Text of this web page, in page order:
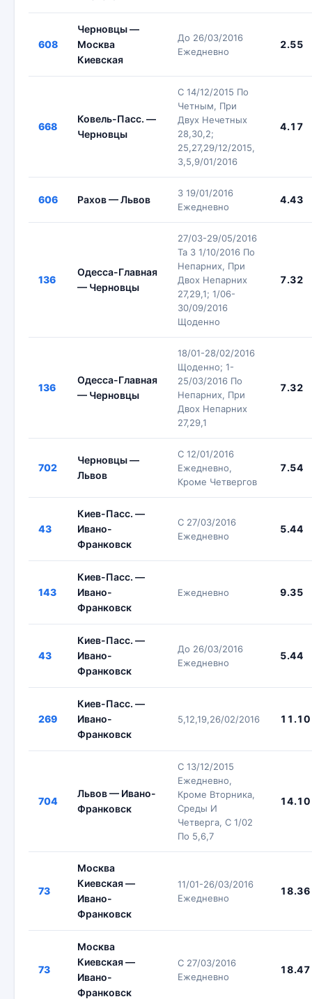
608
Черновцы —
Москва
Киевская
До 26/03/2016
Ежедневно
2.55
668
Ковель-Пасс. —
Черновцы
С 14/12/2015 По
Четным, При
Двух Нечетных
28,30,2;
25,27,29/12/2015,
3,5,9/01/2016
4.17
606 Рахов — Львов
З 19/01/2016
Ежедневно
4.43
136
Одесса-Главная
— Черновцы
27/03-29/05/2016
Та З 1/10/2016 По
Непарних, При
Двох Непарних
27,29,1; 1/06-
30/09/2016
Щоденно
7.32
136
Одесса-Главная
— Черновцы
18/01-28/02/2016
Щоденно; 1-
25/03/2016 По
Непарних, При
Двох Непарних
27,29,1
7.32
702
Черновцы —
Львов
С 12/01/2016
Ежедневно,
Кроме Четвергов
7.54
43
Киев-Пасс. —
Ивано-
Франковск
С 27/03/2016
Ежедневно
5.44
143
Киев-Пасс. —
Ивано-
Франковск
Ежедневно 9.35
43
Киев-Пасс. —
Ивано-
Франковск
До 26/03/2016
Ежедневно
5.44
269
Киев-Пасс. —
Ивано-
Франковск
5,12,19,26/02/2016 11.10
704
Львов — Ивано-
Франковск
С 13/12/2015
Ежедневно,
Кроме Вторника,
Среды И
Четверга, С 1/02
По 5,6,7
14.10
73
Москва
Киевская —
Ивано-
Франковск
11/01-26/03/2016
Ежедневно
18.36
73
Москва
Киевская —
Ивано-
Франковск
С 27/03/2016
Ежедневно
18.47